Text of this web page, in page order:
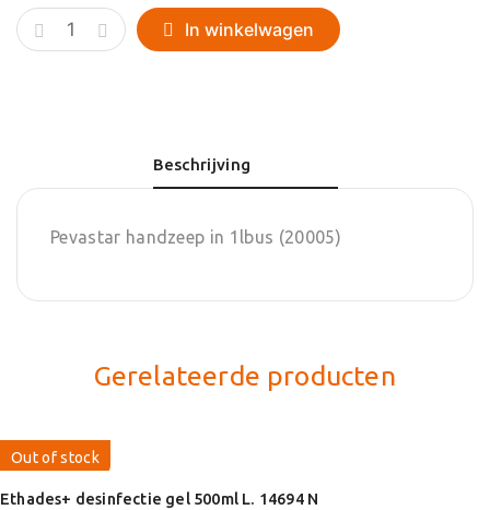
Pevastar
handzeep
In winkelwagen
Beschrijving
Pevastar handzeep in 1lbus (20005)
Gerelateerde producten
Out of stock
Ethades+ desinfectie gel 500ml L. 14694 N